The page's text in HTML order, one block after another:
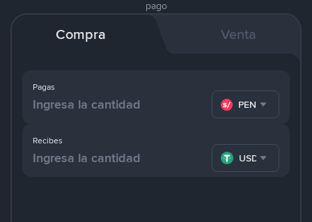
pago
Compra Venta
Pagas
PEN
Recibes
USDT